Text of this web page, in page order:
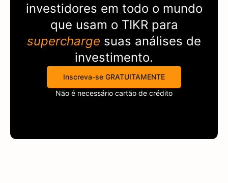
investidores em todo o mundo
que usam o TIKR para
supercharge suas análises de
investimento.
Inscreva-se GRATUITAMENTE
Não é necessário cartão de crédito